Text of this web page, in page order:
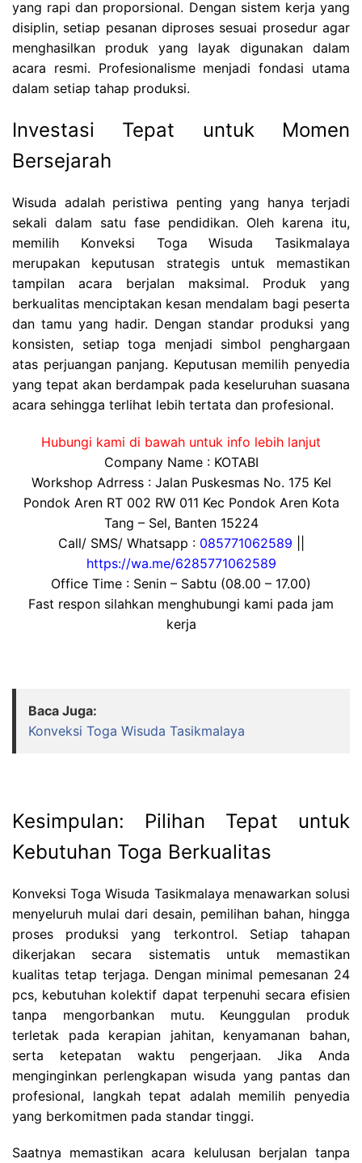
yang rapi dan proporsional. Dengan sistem kerja yang
disiplin, setiap pesanan diproses sesuai prosedur agar
menghasilkan produk yang layak digunakan dalam
acara resmi. Profesionalisme menjadi fondasi utama
dalam setiap tahap produksi.
Investasi Tepat untuk Momen
Bersejarah
Wisuda adalah peristiwa penting yang hanya terjadi
sekali dalam satu fase pendidikan. Oleh karena itu,
memilih Konveksi Toga Wisuda Tasikmalaya
merupakan keputusan strategis untuk memastikan
tampilan acara berjalan maksimal. Produk yang
berkualitas menciptakan kesan mendalam bagi peserta
dan tamu yang hadir. Dengan standar produksi yang
konsisten, setiap toga menjadi simbol penghargaan
atas perjuangan panjang. Keputusan memilih penyedia
yang tepat akan berdampak pada keseluruhan suasana
acara sehingga terlihat lebih tertata dan profesional.
Hubungi kami di bawah untuk info lebih lanjut
Company Name : KOTABI
Workshop Adrress : Jalan Puskesmas No. 175 Kel
Pondok Aren RT 002 RW 011 Kec Pondok Aren Kota
Tang – Sel, Banten 15224
Call/ SMS/ Whatsapp : 085771062589
https://wa.me/6285771062589
Office Time : Senin – Sabtu (08.00 – 17.00)
Fast respon silahkan menghubungi kami pada jam
kerja
Baca Juga:
Konveksi Toga Wisuda Tasikmalaya
Kesimpulan: Pilihan Tepat untuk
Kebutuhan Toga Berkualitas
Konveksi Toga Wisuda Tasikmalaya menawarkan solusi
menyeluruh mulai dari desain, pemilihan bahan, hingga
proses produksi yang terkontrol. Setiap tahapan
dikerjakan secara sistematis untuk memastikan
kualitas tetap terjaga. Dengan minimal pemesanan 24
pcs, kebutuhan kolektif dapat terpenuhi secara efisien
tanpa mengorbankan mutu. Keunggulan produk
terletak pada kerapian jahitan, kenyamanan bahan,
serta ketepatan waktu pengerjaan. Jika Anda
menginginkan perlengkapan wisuda yang pantas dan
profesional, langkah tepat adalah memilih penyedia
yang berkomitmen pada standar tinggi.
Saatnya memastikan acara kelulusan berjalan tanpa